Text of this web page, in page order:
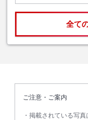
全て
ご注意・ご案内
掲載されている写